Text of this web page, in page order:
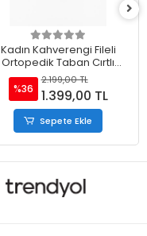
Kadın Kahverengi Fileli
Ortopedik Taban Cırtlı
Babet Spor Ayakkabı
%36
2.199,00 TL
1.399,00 TL
Sepete Ekle